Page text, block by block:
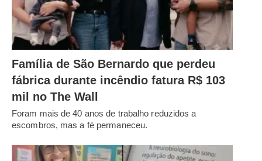
Família de São Bernardo que perdeu
fábrica durante incêndio fatura R$ 103
mil no The Wall
Foram mais de 40 anos de trabalho reduzidos a
escombros, mas a fé permaneceu.